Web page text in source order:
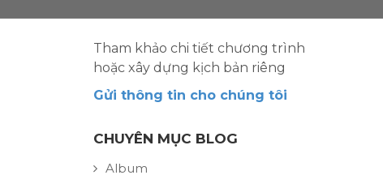
Tham khảo chi tiết chương trình
hoặc xây dựng kịch bản riêng
Gửi thông tin cho chúng tôi
CHUYÊN MỤC BLOG
Album